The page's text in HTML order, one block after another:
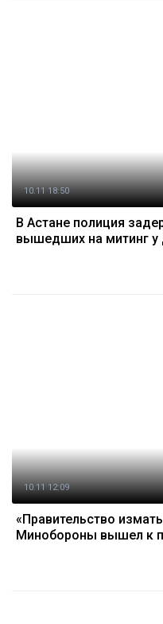
10.11 18:50
В Астане полиция
вышедших на митинг у
10.11 12:09
«Правительство
Минобороны вышел к